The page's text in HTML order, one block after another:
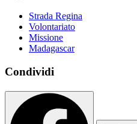
Strada Regina
Volontariato
Missione
Madagascar
Condividi